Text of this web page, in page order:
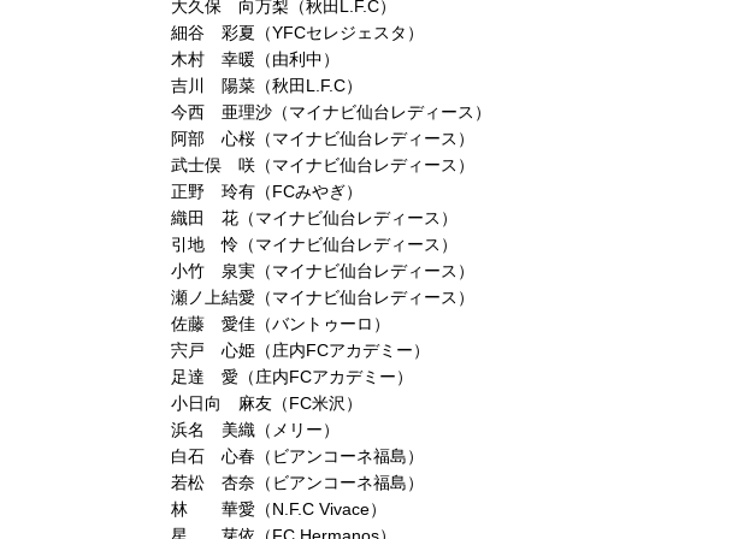
大久保 向万梨（秋田L.F.C）
細谷 彩夏（YFCセレジェスタ）
木村 幸暖（由利中）
吉川 陽菜（秋田L.F.C）
今西 亜理沙（マイナビ仙台レディース）
阿部 心桜（マイナビ仙台レディース）
武士俣 咲（マイナビ仙台レディース）
正野 玲有（FCみやぎ）
織田 花（マイナビ仙台レディース）
引地 怜（マイナビ仙台レディース）
小竹 泉実（マイナビ仙台レディース）
瀬ノ上結愛（マイナビ仙台レディース）
佐藤 愛佳（バントゥーロ）
宍戸 心姫（庄内FCアカデミー）
足達 愛（庄内FCアカデミー）
小日向 麻友（FC米沢）
浜名 美織（メリー）
白石 心春（ビアンコーネ福島）
若松 杏奈（ビアンコーネ福島）
林 華愛（N.F.C Vivace）